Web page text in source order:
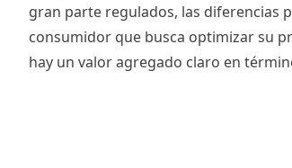
gran parte regulados, las diferencias
consumidor que busca optimizar su
hay un valor agregado claro en